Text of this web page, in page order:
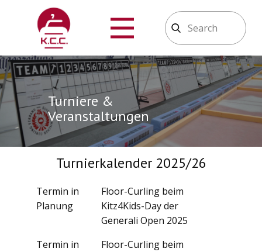
Turniere & ​​
Veranstaltungen
Turnierkalender 2025/26
Termin in
Planung
Floor-Curling beim
Kitz4Kids-Day der
Generali Open 2025
Termin in
Floor-Curling beim